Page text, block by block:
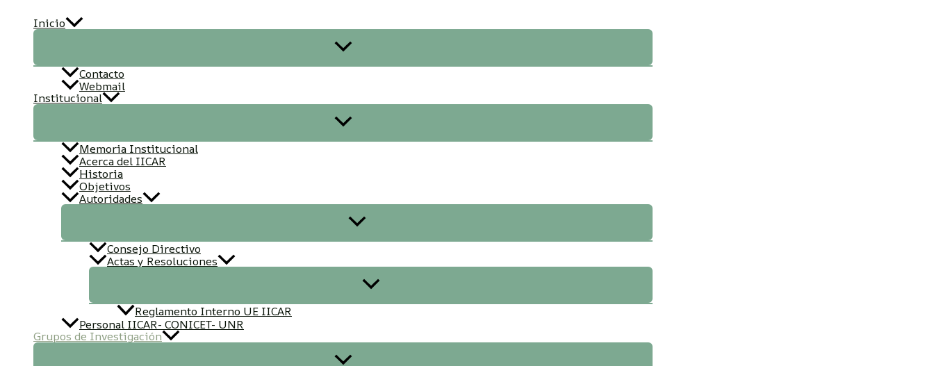
Inicio
Contacto
Webmail
Institucional
Memoria Institucional
Acerca del IICAR
Historia
Objetivos
Autoridades
Consejo Directivo
Actas y Resoluciones
Reglamento Interno UE IICAR
Personal IICAR- CONICET- UNR
Grupos de Investigación